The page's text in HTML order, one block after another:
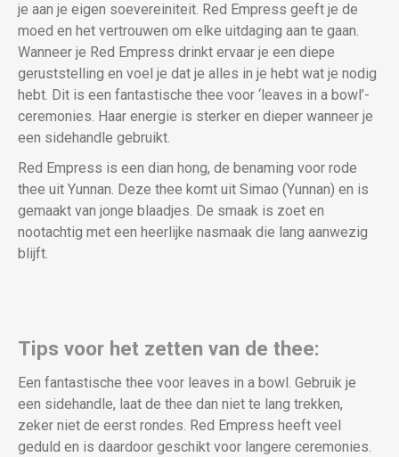
je aan je eigen soevereiniteit. Red Empress geeft je de
moed en het vertrouwen om elke uitdaging aan te gaan.
Wanneer je Red Empress drinkt ervaar je een diepe
geruststelling en voel je dat je alles in je hebt wat je nodig
hebt. Dit is een fantastische thee voor ‘leaves in a bowl’-
ceremonies. Haar energie is sterker en dieper wanneer je
een sidehandle gebruikt.
Red Empress is een dian hong, de benaming voor rode
thee uit Yunnan. Deze thee komt uit Simao (Yunnan) en is
gemaakt van jonge blaadjes. De smaak is zoet en
nootachtig met een heerlijke nasmaak die lang aanwezig
blijft.
Tips voor het zetten van de thee:
Een fantastische thee voor leaves in a bowl. Gebruik je
een sidehandle, laat de thee dan niet te lang trekken,
zeker niet de eerst rondes. Red Empress heeft veel
geduld en is daardoor geschikt voor langere ceremonies.